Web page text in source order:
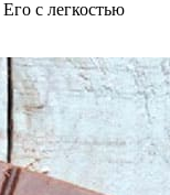
с легкостью